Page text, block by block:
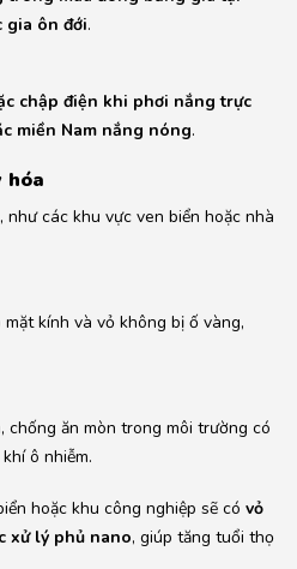
gia ôn đới.
chập điện khi phơi nắng trực
miền Nam nắng nóng.
hóa
, như các khu vực ven biển hoặc nhà
mặt kính và vỏ không bị ố vàng,
, chống ăn mòn trong môi trường có
ô nhiễm.
hoặc khu công nghiệp sẽ có vỏ
xử lý phủ nano, giúp tăng tuổi thọ